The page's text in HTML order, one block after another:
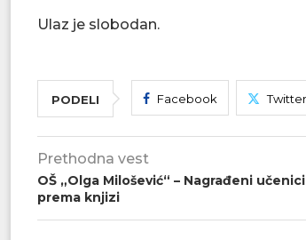
Ulaz je slobodan.
PODELI Facebook Twitter
Prethodna vest
OŠ „Olga Milošević“ – Nagrađeni
prema knjizi